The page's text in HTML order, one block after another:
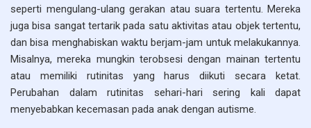
seperti mengulang-ulang gerakan atau suara tertentu. Mereka
juga bisa sangat tertarik pada satu aktivitas atau objek tertentu,
dan bisa menghabiskan waktu berjam-jam untuk melakukannya.
Misalnya, mereka mungkin terobsesi dengan mainan tertentu
atau memiliki rutinitas yang harus diikuti secara ketat.
Perubahan dalam rutinitas sehari-hari sering kali dapat
menyebabkan kecemasan pada anak dengan autisme.